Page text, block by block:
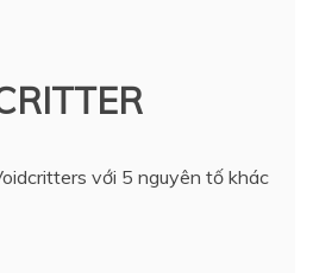
với 5 nguyên tố khác